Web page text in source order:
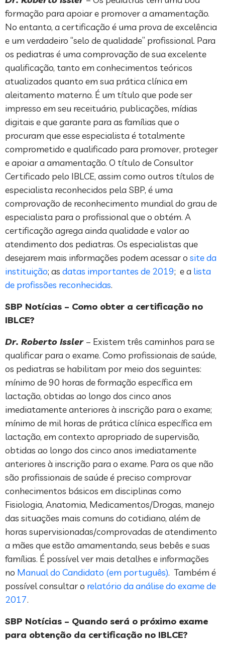
formação para apoiar e promover a amamentação.
No entanto, a certificação é uma prova de excelência
e um verdadeiro “selo de qualidade” profissional. Para
os pediatras é uma comprovação de sua excelente
qualificação, tanto em conhecimentos teóricos
atualizados quanto em sua prática clínica em
aleitamento materno. É um título que pode ser
impresso em seu receituário, publicações, mídias
digitais e que garante para as famílias que o
procuram que esse especialista é totalmente
comprometido e qualificado para promover, proteger
e apoiar a amamentação. O título de Consultor
Certificado pelo IBLCE, assim como outros títulos de
especialista reconhecidos pela SBP, é uma
comprovação de reconhecimento mundial do grau de
especialista para o profissional que o obtém. A
certificação agrega ainda qualidade e valor ao
atendimento dos pediatras. Os especialistas que
desejarem mais informações podem acessar o site da
instituição; as datas importantes de 2019; e a lista
de profissões reconhecidas.
SBP Notícias – Como obter a certificação no
IBLCE?
Dr. Roberto Issler – Existem três caminhos para se
qualificar para o exame. Como profissionais de saúde,
os pediatras se habilitam por meio dos seguintes:
mínimo de 90 horas de formação específica em
lactação, obtidas ao longo dos cinco anos
imediatamente anteriores à inscrição para o exame;
mínimo de mil horas de prática clínica específica em
lactação, em contexto apropriado de supervisão,
obtidas ao longo dos cinco anos imediatamente
anteriores à inscrição para o exame. Para os que não
são profissionais de saúde é preciso comprovar
conhecimentos básicos em disciplinas como
Fisiologia, Anatomia, Medicamentos/Drogas, manejo
das situações mais comuns do cotidiano, além de
horas supervisionadas/comprovadas de atendimento
a mães que estão amamentando, seus bebês e suas
famílias. É possível ver mais detalhes e informações
no Manual do Candidato (em português). Também é
possível consultar o relatório da análise do exame de
2017.
SBP Notícias – Quando será o próximo exame
para obtenção da certificação no IBLCE?